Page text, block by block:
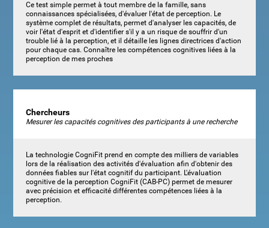
Ce test simple permet à tout membre de la famille, sans
connaissances spécialisées, d'évaluer l'état de perception. Le
système complet de résultats, permet d'analyser les capacités, de
voir l'état d'esprit et d'identifier s'il y a un risque de souffrir d'un
trouble lié à la perception, et il détaille les lignes directrices d'action
pour chaque cas. Connaître les compétences cognitives liées à la
perception de mes proches
Chercheurs
Mesurer les capacités cognitives des participants à une recherche
La technologie CogniFit prend en compte des milliers de variables
lors de la réalisation des activités d'évaluation afin d'obtenir des
données fiables sur l'état cognitif du participant. L'évaluation
cognitive de la perception CogniFit (CAB-PC) permet de mesurer
avec précision et efficacité différentes compétences liées à la
perception.